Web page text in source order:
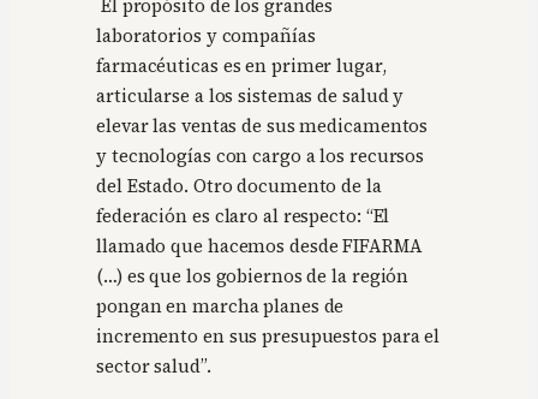
El propósito de los grandes
laboratorios y compañías
farmacéuticas es en primer lugar,
articularse a los sistemas de salud y
elevar las ventas de sus medicamentos
y tecnologías con cargo a los recursos
del Estado. Otro documento de la
federación es claro al respecto: “El
llamado que hacemos desde FIFARMA
(…) es que los gobiernos de la región
pongan en marcha planes de
incremento en sus presupuestos para el
sector salud”.